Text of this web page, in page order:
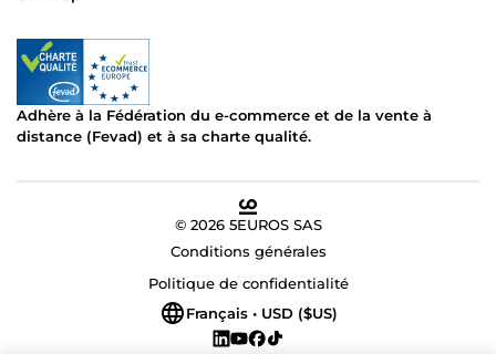
Adhère à la Fédération du e-commerce et de la vente à
distance (Fevad) et à sa charte qualité.
© 2026 5EUROS SAS
Conditions générales
Politique de confidentialité
Français • USD ($US)